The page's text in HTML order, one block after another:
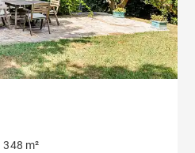
348 m²